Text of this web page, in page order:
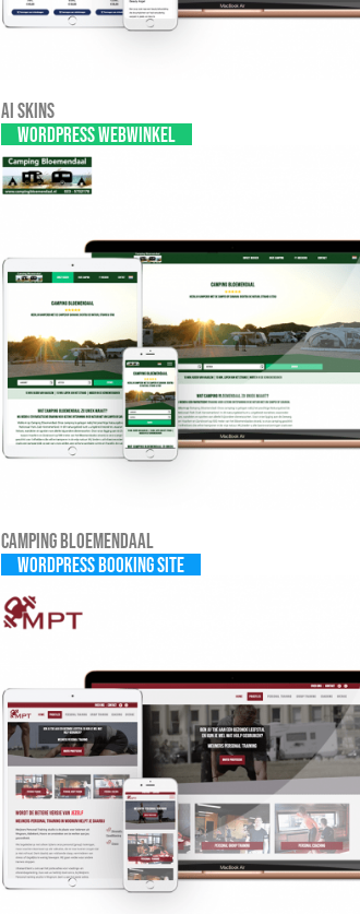
AI SKINS
WordPress webwinkel
Camping Bloemendaal
WordPress Booking site